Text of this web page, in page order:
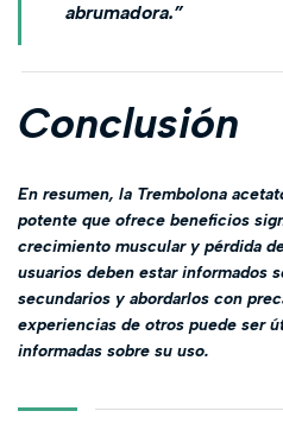
abrumadora.”
Conclusión
En resumen, la Trembolona
potente que ofrece beneficios
crecimiento muscular y pérdida
usuarios deben estar informados
secundarios y abordarlos con
experiencias de otros puede ser
informadas sobre su uso.